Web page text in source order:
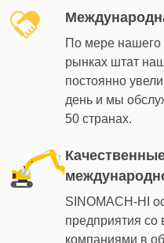
По мере нашего
рынках штат
постоянно
день и мы
50 странах.
SINOMACH-HI
предприятия со
компаниями в